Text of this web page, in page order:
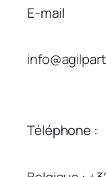
E-mail
Téléphone :